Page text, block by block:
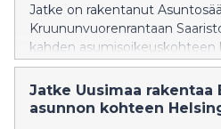
Jatke on rakentanut
Kruununvuorenrantaan
kahden asumisoikeuskohteen
Rakentaminen käynnistyi
urakka valmistui huhtikuun
Jatke Uusimaa rakentaa
asunnon kohteen